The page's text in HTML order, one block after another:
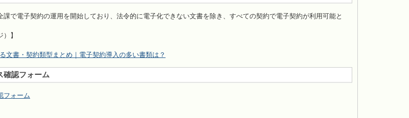
で電子契約の運用を開始しており、法令的に電子化できない文書を除き、すべての契約で電子契約が利用可能と
】
文書・契約類型まとめ｜電子契約導入の多い書類は？
確認フォーム
フォーム